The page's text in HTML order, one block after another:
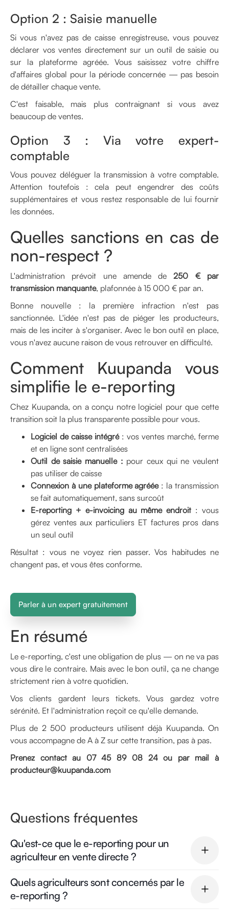
Option 2 : Saisie manuelle
Si vous n'avez pas de caisse enregistreuse, vous pouvez
déclarer vos ventes directement sur un outil de saisie ou
sur la plateforme agréée. Vous saisissez votre chiffre
d'affaires global pour la période concernée — pas besoin
de détailler chaque vente.
C'est faisable, mais plus contraignant si vous avez
beaucoup de ventes.
Option 3 : Via votre expert-
comptable
Vous pouvez déléguer la transmission à votre comptable.
Attention toutefois : cela peut engendrer des coûts
supplémentaires et vous restez responsable de lui fournir
les données.
Quelles sanctions en cas de
non-respect ?
L'administration prévoit une amende de250 € par
transmission manquante, plafonnée à 15 000 € par an.
Bonne nouvelle : la première infraction n'est pas
sanctionnée. L'idée n'est pas de piéger les producteurs,
mais de les inciter à s'organiser. Avec le bon outil en place,
vous n'avez aucune raison de vous retrouver en difficulté.
Comment Kuupanda vous
simplifie le e-reporting
Chez Kuupanda, on a conçu notre logiciel pour que cette
transition soit la plus transparente possible pour vous.
Logiciel de caisse intégré: vos ventes marché, ferme
et en ligne sont centralisées
Outil de saisie manuelle : pour ceux qui ne veulent
pas utiliser de caisse
Connexion à une plateforme agréée: la transmission
se fait automatiquement, sans surcoût
E-reporting + e-invoicing au même endroit: vous
gérez ventes aux particuliers ET factures pros dans
un seul outil
Résultat : vous ne voyez rien passer. Vos habitudes ne
changent pas, et vous êtes conforme.
Parler à un expert gratuitement
En résumé
Le e-reporting, c'est une obligation de plus — on ne va pas
vous dire le contraire. Mais avec le bon outil, ça ne change
strictement rien à votre quotidien.
Vos clients gardent leurs tickets. Vous gardez votre
sérénité. Et l'administration reçoit ce qu'elle demande.
Plus de 2 500 producteurs utilisent déjà Kuupanda. On
vous accompagne de A à Z sur cette transition, pas à pas.
Prenez contact au 07 45 89 08 24 ou par mail à
producteur@kuupanda.com
Questions fréquentes
Qu'est-ce que le e-reporting pour un
agriculteur en vente directe ?
Le e-reporting, c'est l'obligation de transmettre
électroniquement à l'administration fiscale les données de vos
Quels agriculteurs sont concernés par le
e-reporting ?